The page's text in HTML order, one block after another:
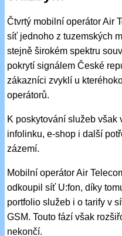
Čtvrtý mobilní operátor Air
síť jednoho z tuzemských
stejně širokém spektru
pokrytí signálem České
zákazníci zvyklí u
operátorů.
K poskytování služeb však
infolinku, e-shop i další
zázemí.
Mobilní operátor Air
odkoupil síť U:fon, díky
portfolio služeb i o tarify v
GSM. Touto fází však
nekončí.